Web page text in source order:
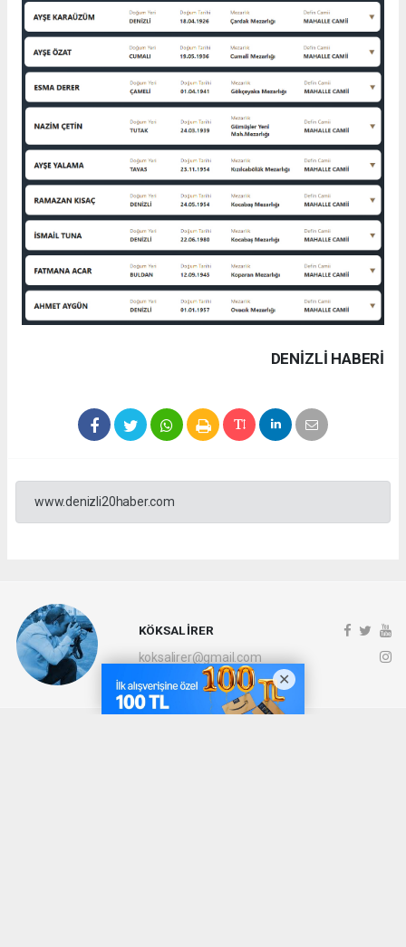
DENIZLI HABERİ
www.denizli20haber.com
KÖKSAL İRER
koksalirer@gmail.com